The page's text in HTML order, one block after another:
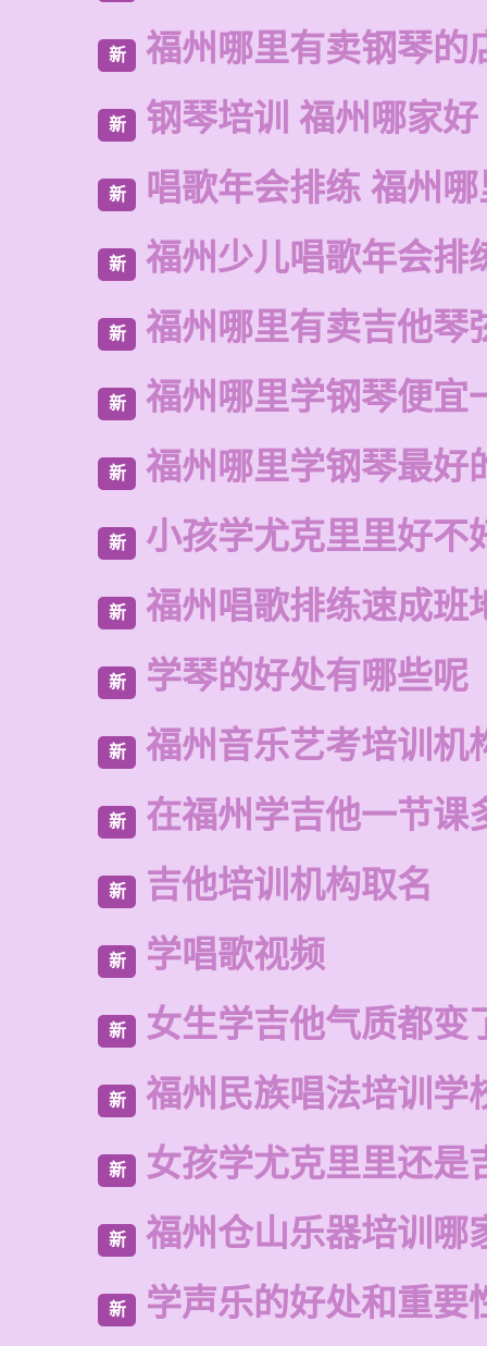
新 福州哪里有卖钢琴的
新 钢琴培训 福州哪家好
新 唱歌年会排练 福州
新 福州少儿唱歌年会排
新 福州哪里有卖吉他琴
新 福州哪里学钢琴便宜
新 福州哪里学钢琴最好
新 小孩学尤克里里好不
新 福州唱歌排练速成班
新 学琴的好处有哪些呢
新 福州音乐艺考培训机
新 在福州学吉他一节课
新 吉他培训机构取名
新 学唱歌视频
新 女生学吉他气质都变
新 福州民族唱法培训学
新 女孩学尤克里里还是
新 福州仓山乐器培训哪
新 学声乐的好处和重要